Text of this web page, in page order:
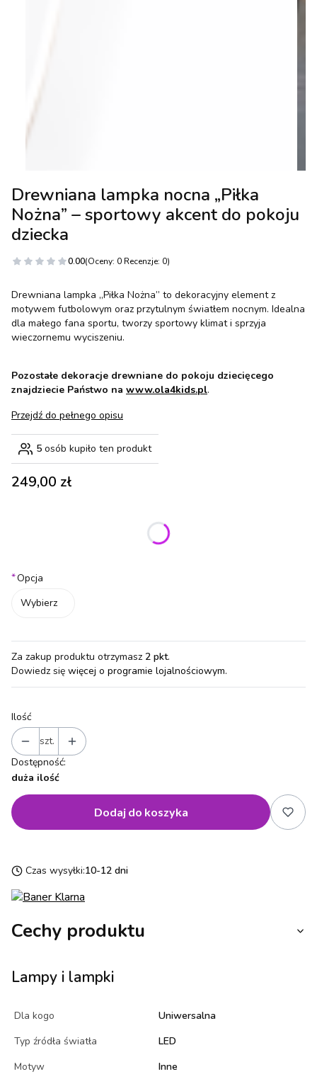
Drewniana lampka nocna „Piłka
Nożna” – sportowy akcent do pokoju
dziecka
0.00(Oceny: 0 Recenzje: 0)
Drewniana lampka „Piłka Nożna” to dekoracyjny element z
motywem futbolowym oraz przytulnym światłem nocnym. Idealna
dla małego fana sportu, tworzy sportowy klimat i sprzyja
wieczornemu wyciszeniu.
Pozostałe dekoracje drewniane do pokoju dziecięcego
znajdziecie Państwo na www.ola4kids.pl.
Przejdź do pełnego opisu
5 osób kupiło ten produkt
Cena
249,00 zł
Poszczególne warianty mogą różnić się ceną
*Opcja
Wybierz
Za zakup produktu otrzymasz 2 pkt.
Dowiedz się więcej o programie lojalnościowym.
Ilość
szt.
Dostępność:
duża ilość
Dodaj do koszyka
Czas wysyłki:10-12 dni
Cechy produktu
Lampy i lampki
Dla kogo
Uniwersalna
Typ źródła światła
LED
Motyw
Inne